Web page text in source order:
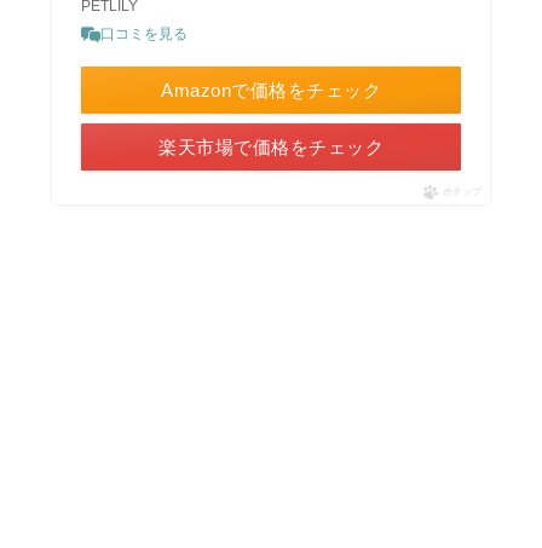
PETLILY
口コミを見る
Amazonで価格をチェック
楽天市場で価格をチェック
ポチップ